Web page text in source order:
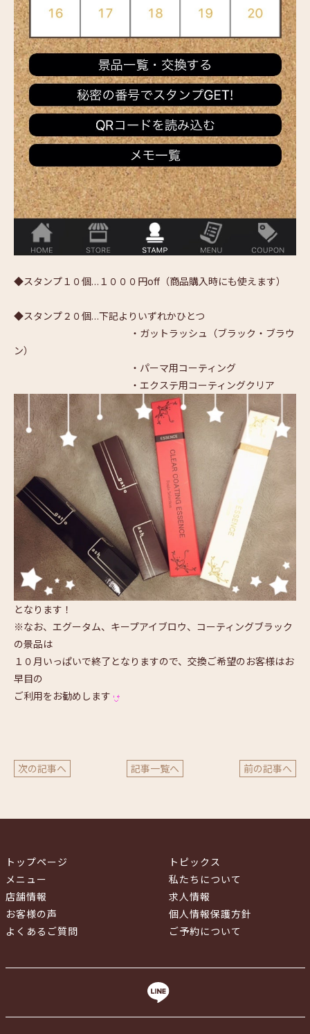
◆スタンプ１０個…１０００円off（商品購入時にも使えます）
◆スタンプ２０個…下記よりいずれかひとつ
・ガットラッシュ（ブラック・ブラウ
ン）
・パーマ用コーティング
・エクステ用コーティングクリア
となります！
※なお、エグータム、キープアイブロウ、コーティングブラック
の景品は
１０月いっぱいで終了となりますので、交換ご希望のお客様はお
早目の
ご利用をお勧めします
次の記事へ 記事一覧へ 前の記事へ
トップページ
メニュー
店舗情報
お客様の声
よくあるご質問
トピックス
私たちについて
求人情報
個人情報保護方針
ご予約について